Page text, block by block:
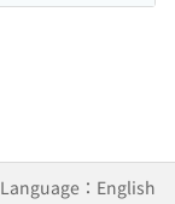
Language：English